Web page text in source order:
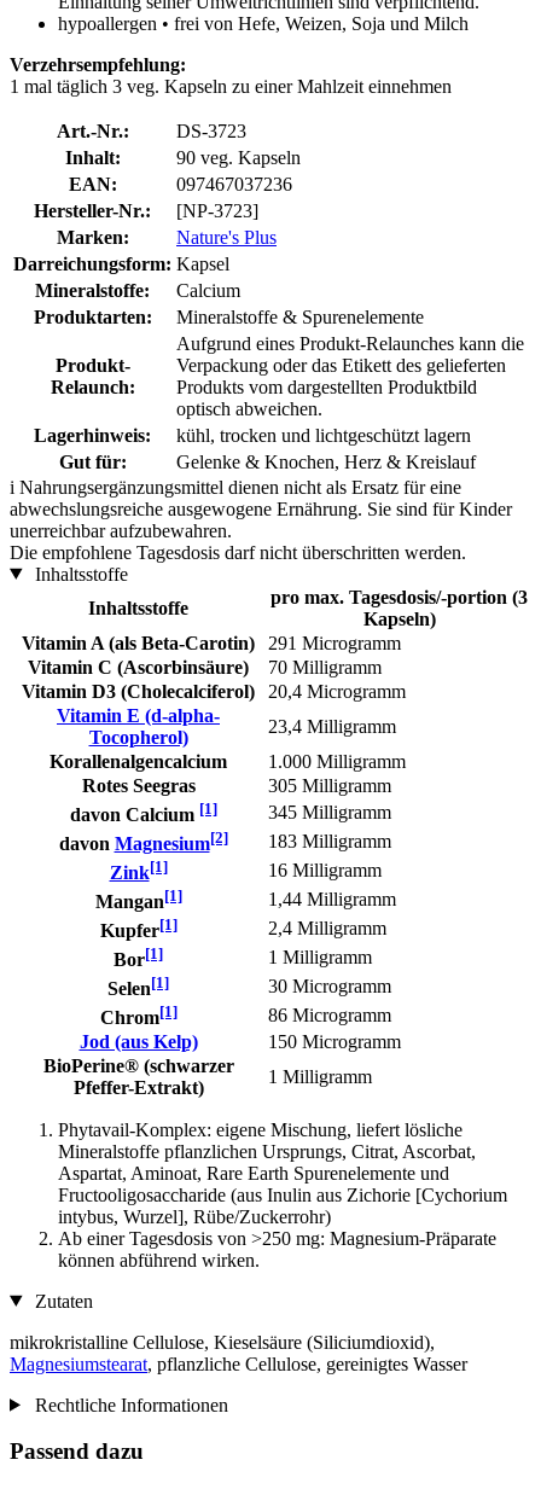
hypoallergen • frei von Hefe, Weizen, Soja und Milch
Verzehrsempfehlung:
1 mal täglich 3 veg. Kapseln zu einer Mahlzeit einnehmen
Art.-Nr.:
DS-3723
Inhalt:
90 veg. Kapseln
EAN:
097467037236
Hersteller-Nr.:
[NP-3723]
Marken:
Nature's Plus
Darreichungsform: Kapsel
Mineralstoffe:
Calcium
Produktarten:
Mineralstoffe & Spurenelemente
Produkt-
Relaunch:
Aufgrund eines Produkt-Relaunches kann die
Verpackung oder das Etikett des gelieferten
Produkts vom dargestellten Produktbild
optisch abweichen.
Lagerhinweis:
kühl, trocken und lichtgeschützt lagern
Gut für:
Gelenke & Knochen, Herz & Kreislauf
i Nahrungsergänzungsmittel dienen nicht als Ersatz für eine
abwechslungsreiche ausgewogene Ernährung. Sie sind für Kinder
unerreichbar aufzubewahren.
Die empfohlene Tagesdosis darf nicht überschritten werden.
Inhaltsstoffe
Inhaltsstoffe
pro max. Tagesdosis/-portion (3
Kapseln)
Vitamin A (als Beta-Carotin)
291 Microgramm
Vitamin C (Ascorbinsäure)
70 Milligramm
Vitamin D3 (Cholecalciferol)
20,4 Microgramm
Vitamin E (d-alpha-
Tocopherol)
23,4 Milligramm
Korallenalgencalcium
1.000 Milligramm
Rotes Seegras
305 Milligramm
davon Calcium [1]
345 Milligramm
davon Magnesium[2]
183 Milligramm
Zink[1]
16 Milligramm
Mangan[1]
1,44 Milligramm
Kupfer[1]
2,4 Milligramm
Bor[1]
1 Milligramm
Selen[1]
30 Microgramm
Chrom[1]
86 Microgramm
Jod (aus Kelp)
150 Microgramm
BioPerine® (schwarzer
Pfeffer-Extrakt)
1 Milligramm
Phytavail-Komplex: eigene Mischung, liefert lösliche
Mineralstoffe pflanzlichen Ursprungs, Citrat, Ascorbat,
Aspartat, Aminoat, Rare Earth Spurenelemente und
Fructooligosaccharide (aus Inulin aus Zichorie [Cychorium
intybus, Wurzel], Rübe/Zuckerrohr)
Ab einer Tagesdosis von >250 mg: Magnesium-Präparate
können abführend wirken.
Zutaten
mikrokristalline Cellulose, Kieselsäure (Siliciumdioxid),
Magnesiumstearat, pflanzliche Cellulose, gereinigtes Wasser
Rechtliche Informationen
Passend dazu